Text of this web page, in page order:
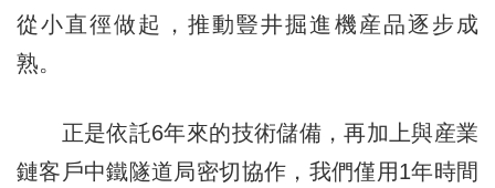
從小直徑做起，推動豎井掘進機産品逐步成
熟。
正是依託6年來的技術儲備，再加上與産業
鏈客戶中鐵隧道局密切協作，我們僅用1年時間